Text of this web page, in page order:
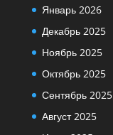
Январь 2026
Декабрь 2025
Ноябрь 2025
Октябрь 2025
Сентябрь 2025
Август 2025